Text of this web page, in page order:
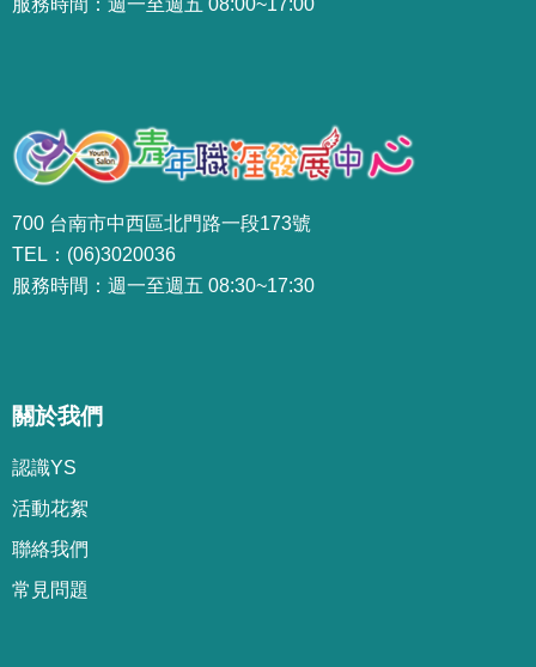
700 台南市中西區北門路一段173號
TEL：(06)3020036
服務時間：週一至週五 08:30~17:30
關於我們
認識YS
活動花絮
聯絡我們
常見問題